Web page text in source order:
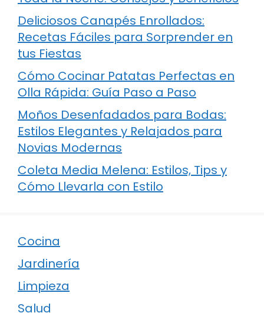
Deliciosos Canapés Enrollados:
Recetas Fáciles para Sorprender en
tus Fiestas
Cómo Cocinar Patatas Perfectas en
Olla Rápida: Guía Paso a Paso
Moños Desenfadados para Bodas:
Estilos Elegantes y Relajados para
Novias Modernas
Coleta Media Melena: Estilos, Tips y
Cómo Llevarla con Estilo
Cocina
Jardinería
Limpieza
Salud